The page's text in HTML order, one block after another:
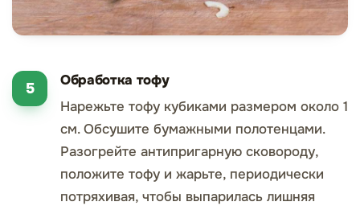
Обработка тофу
Нарежьте тофу кубиками размером около 1
см. Обсушите бумажными полотенцами.
Разогрейте антипригарную сковороду,
положите тофу и жарьте, периодически
потряхивая, чтобы выпарилась лишняя